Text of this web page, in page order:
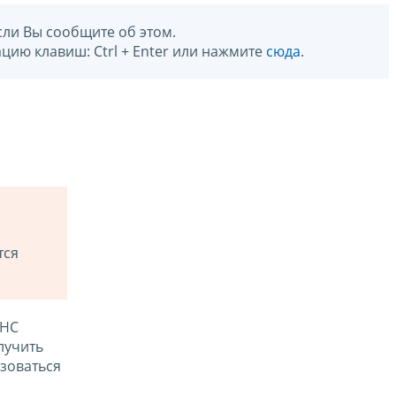
Вы сообщите об этом.
клавиш: Ctrl + Enter или нажмите сюда.